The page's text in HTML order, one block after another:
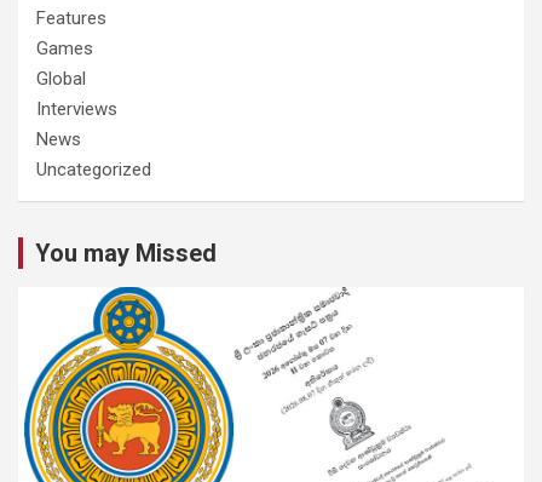
Features
Games
Global
Interviews
News
Uncategorized
You may Missed